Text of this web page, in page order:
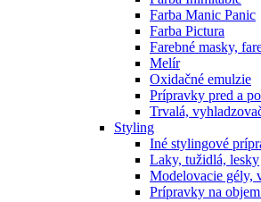
Farba Manic Panic
Farba Pictura
Farebné masky,
Melír
Oxidačné emulzie
Prípravky pred a
Trvalá,
Styling
Iné stylingové
Laky, tužidlá, lesky
Modelovacie gély,
Prípravky na